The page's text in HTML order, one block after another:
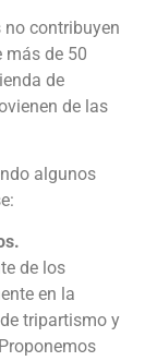
contribuyen
de 50
de
de las
algunos
de los
en la
tripartismo y